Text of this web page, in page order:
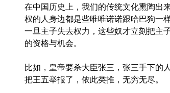
在中国历史上，我们的传统文化熏陶出
权的人身边都是些唯唯诺诺跟哈巴狗一
一旦主子失去权力，这些奴才立刻把主
的资格与机会。
比如，皇帝要杀大臣张三，张三手下的
把王五举报了，依此类推，无穷无尽。